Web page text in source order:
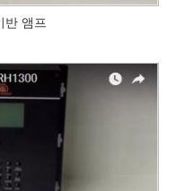
반 앰프